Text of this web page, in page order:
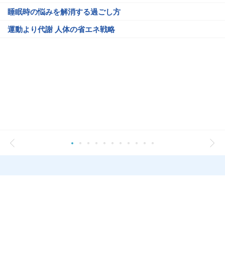
睡眠時の悩みを解消する過ごし方
運動より代謝 人体の省エネ戦略